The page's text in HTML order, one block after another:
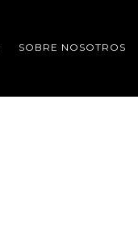
SOBRE NOSOTROS